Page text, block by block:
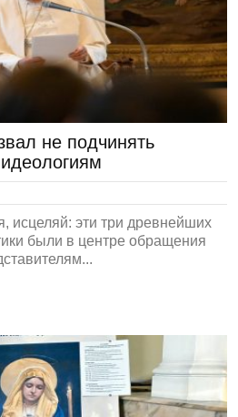
не подчинять
исцеляй: эти три древнейших
были в центре обращения